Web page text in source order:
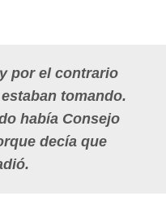
por el contrario
tomando.
había Consejo
decía que